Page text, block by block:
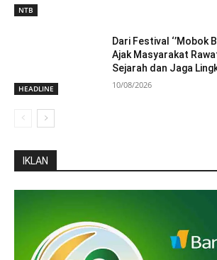
NTB
HEADLINE
Dari Festival ‘’Mobok
Ajak Masyarakat
Sejarah dan Jaga
10/08/2026
IKLAN